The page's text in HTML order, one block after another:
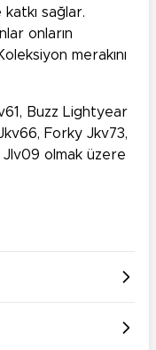
sağlar.
onların
merakını
Buzz Lightyear
Forky Jkv73,
Jlv09 olmak üzere